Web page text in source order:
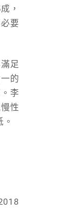
，
要
足
的
李
性